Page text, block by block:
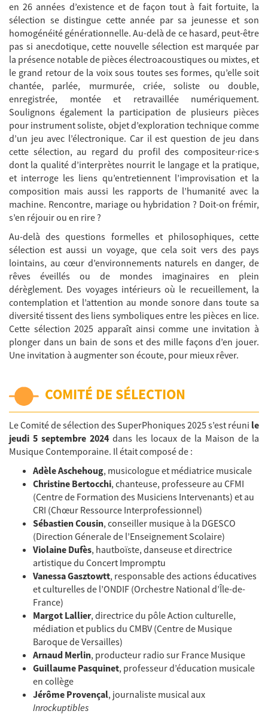
en 26 années d’existence et de façon tout à fait fortuite, la
sélection se distingue cette année par sa jeunesse et son
homogénéité générationnelle. Au-delà de ce hasard, peut-être
pas si anecdotique, cette nouvelle sélection est marquée par
la présence notable de pièces électroacoustiques ou mixtes, et
le grand retour de la voix sous toutes ses formes, qu’elle soit
chantée, parlée, murmurée, criée, soliste ou double,
enregistrée, montée et retravaillée numériquement.
Soulignons également la participation de plusieurs pièces
pour instrument soliste, objet d’exploration technique comme
d’un jeu avec l’électronique. Car il est question de jeu dans
cette sélection, au regard du profil des compositeur·rice·s
dont la qualité d’interprètes nourrit le langage et la pratique,
et interroge les liens qu’entretiennent l’improvisation et la
composition mais aussi les rapports de l’humanité avec la
machine. Rencontre, mariage ou hybridation ? Doit-on frémir,
s’en réjouir ou en rire ?
Au-delà des questions formelles et philosophiques, cette
sélection est aussi un voyage, que cela soit vers des pays
lointains, au cœur d’environnements naturels en danger, de
rêves éveillés ou de mondes imaginaires en plein
dérèglement. Des voyages intérieurs où le recueillement, la
contemplation et l’attention au monde sonore dans toute sa
diversité tissent des liens symboliques entre les pièces en lice.
Cette sélection 2025 apparaît ainsi comme une invitation à
plonger dans un bain de sons et des mille façons d’en jouer.
Une invitation à augmenter son écoute, pour mieux rêver.
COMITÉ DE SÉLECTION
Le Comité de sélection des SuperPhoniques 2025 s’est réuni le
jeudi 5 septembre 2024 dans les locaux de la Maison de la
Musique Contemporaine. Il était composé de :
Adèle Aschehoug, musicologue et médiatrice musicale
Christine Bertocchi, chanteuse, professeure au CFMI
(Centre de Formation des Musiciens Intervenants) et au
CRI (Chœur Ressource Interprofessionnel)
Sébastien Cousin, conseiller musique à la DGESCO
(Direction Génerale de l’Enseignement Scolaire)
Violaine Dufès, hautboïste, danseuse et directrice
artistique du Concert Impromptu
Vanessa Gasztowtt, responsable des actions éducatives
et culturelles de l’ONDIF (Orchestre National d’Île-de-
France)
Margot Lallier, directrice du pôle Action culturelle,
médiation et publics du CMBV (Centre de Musique
Baroque de Versailles)
Arnaud Merlin, producteur radio sur France Musique
Guillaume Pasquinet, professeur d’éducation musicale
en collège
Jérôme Provençal, journaliste musical aux
Inrockuptibles